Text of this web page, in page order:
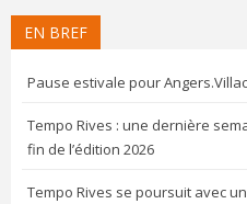
EN BREF
Pause estivale pour
Tempo Rives : une dernière
fin de l’édition 2026
Tempo Rives se poursuit avec